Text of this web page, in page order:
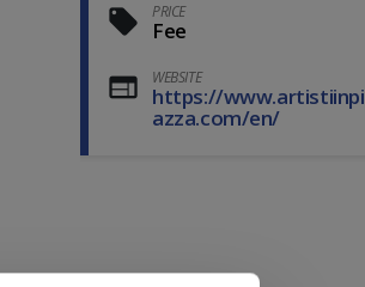
PRICE
Fee
WEBSITE
https://www.artistiinpi
azza.com/en/